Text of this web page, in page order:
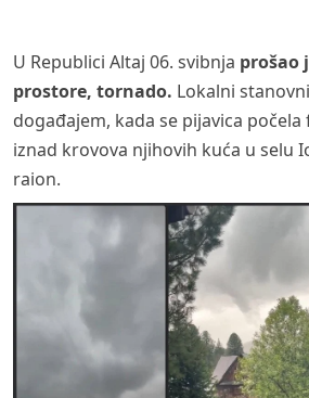
U Republici Altaj 06. svibnja prošao
prostore, tornado. Lokalni
događajem, kada se pijavica
iznad krovova njihovih kuća u selu
raion.